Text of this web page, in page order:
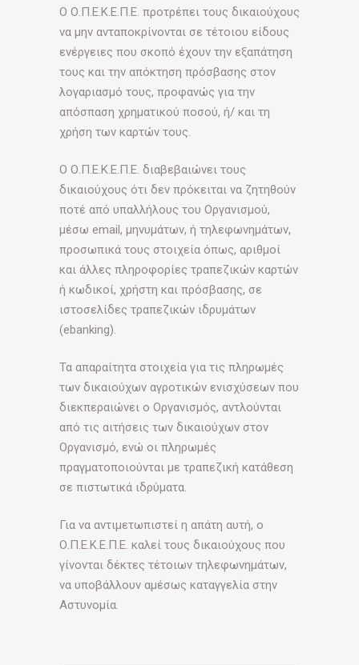
Ο Ο.Π.Ε.Κ.Ε.Π.Ε. προτρέπει τους δικαιούχους
να μην ανταποκρίνονται σε τέτοιου είδους
ενέργειες που σκοπό έχουν την εξαπάτηση
τους και την απόκτηση πρόσβασης στον
λογαριασμό τους, προφανώς για την
απόσπαση χρηματικού ποσού, ή/ και τη
χρήση των καρτών τους.
Ο Ο.Π.Ε.Κ.Ε.Π.Ε. διαβεβαιώνει τους
δικαιούχους ότι δεν πρόκειται να ζητηθούν
ποτέ από υπαλλήλους του Οργανισμού,
μέσω email, μηνυμάτων, ή τηλεφωνημάτων,
προσωπικά τους στοιχεία όπως, αριθμοί
και άλλες πληροφορίες τραπεζικών καρτών
ή κωδικοί, χρήστη και πρόσβασης, σε
ιστοσελίδες τραπεζικών ιδρυμάτων
(ebanking).
Τα απαραίτητα στοιχεία για τις πληρωμές
των δικαιούχων αγροτικών ενισχύσεων που
διεκπεραιώνει ο Οργανισμός, αντλούνται
από τις αιτήσεις των δικαιούχων στον
Οργανισμό, ενώ οι πληρωμές
πραγματοποιούνται με τραπεζική κατάθεση
σε πιστωτικά ιδρύματα.
Για να αντιμετωπιστεί η απάτη αυτή, ο
Ο.Π.Ε.Κ.Ε.Π.Ε. καλεί τους δικαιούχους που
γίνονται δέκτες τέτοιων τηλεφωνημάτων,
να υποβάλλουν αμέσως καταγγελία στην
Αστυνομία.